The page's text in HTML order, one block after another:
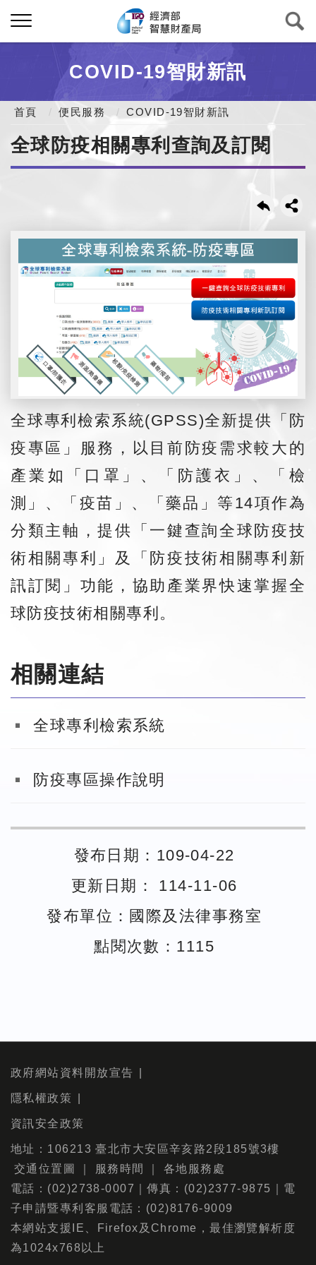
COVID-19智財新訊
首頁 便民服務 COVID-19智財新訊
全球防疫相關專利查詢及訂閱
全球專利檢索系統(GPSS)全新提供「防
疫專區」服務，以目前防疫需求較大的
產業如「口罩」、「防護衣」、「檢
測」、「疫苗」、「藥品」等14項作為
分類主軸，提供「一鍵查詢全球防疫技
術相關專利」及「防疫技術相關專利新
訊訂閱」功能，協助產業界快速掌握全
球防疫技術相關專利。
相關連結
全球專利檢索系統
防疫專區操作說明
發布日期：109-04-22
更新日期： 114-11-06
發布單位：國際及法律事務室
點閱次數：1115
政府網站資料開放宣告
隱私權政策
資訊安全政策
地址：106213 臺北市大安區辛亥路2段185號3樓
交通位置圖
服務時間
各地服務處
電話：(02)2738-0007｜傳真：(02)2377-9875｜電
子申請暨專利客服電話：(02)8176-9009
本網站支援IE、Firefox及Chrome，最佳瀏覽解析度
為1024x768以上